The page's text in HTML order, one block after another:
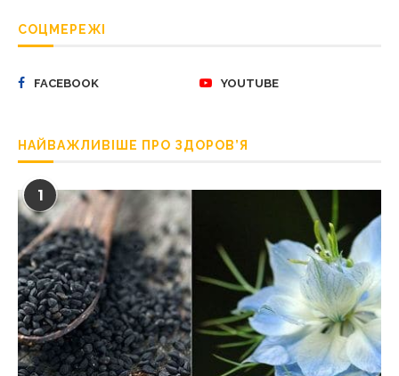
СОЦМЕРЕЖІ
FACEBOOK YOUTUBE
НАЙВАЖЛИВІШЕ ПРО ЗДОРОВ’Я
1